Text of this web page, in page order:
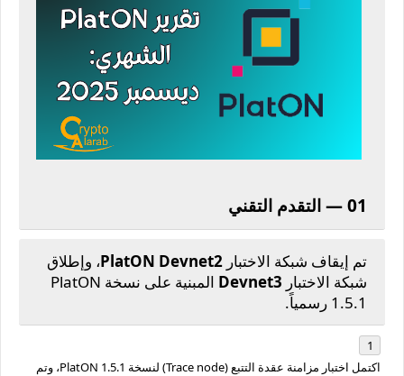
01 — التقدم التقني
تم إيقاف شبكة الاختبار PlatON Devnet2، وإطلاق
شبكة الاختبار Devnet3
المبنية على نسخة PlatON
1.5.1 رسمياً.
اكتمل اختبار مزامنة عقدة التتبع (Trace node) لنسخة PlatON 1.5.1، وتم